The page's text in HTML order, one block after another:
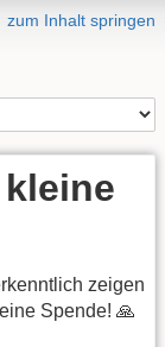
zum Inhalt springen
zeigen
Spende! 🙏